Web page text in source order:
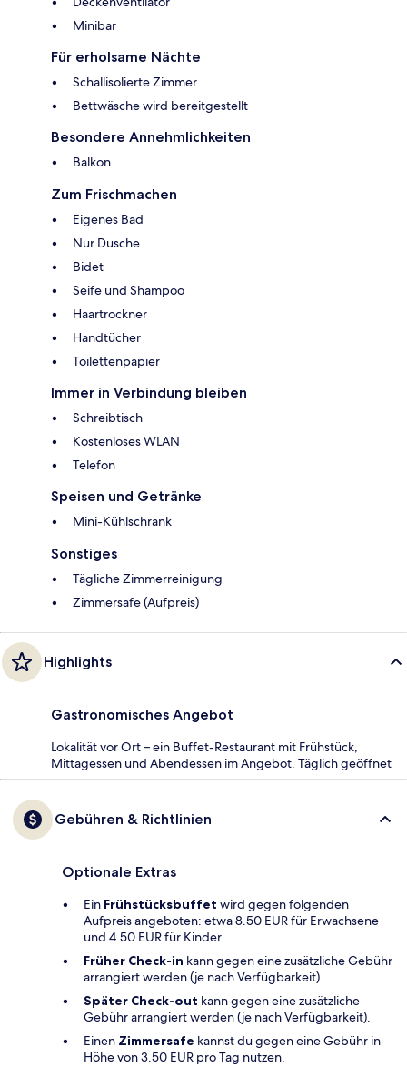
Minibar
Für erholsame Nächte
Schallisolierte Zimmer
Bettwäsche wird bereitgestellt
Besondere Annehmlichkeiten
Balkon
Zum Frischmachen
Eigenes Bad
Nur Dusche
Bidet
Seife und Shampoo
Haartrockner
Handtücher
Toilettenpapier
Immer in Verbindung bleiben
Schreibtisch
Kostenloses WLAN
Telefon
Speisen und Getränke
Mini-Kühlschrank
Sonstiges
Tägliche Zimmerreinigung
Zimmersafe (Aufpreis)
Highlights
Gastronomisches Angebot
Lokalität vor Ort – ein Buffet-Restaurant mit Frühstück,
Mittagessen und Abendessen im Angebot. Täglich geöffnet
Gebühren & Richtlinien
Optionale Extras
Ein Frühstücksbuffet wird gegen folgenden
Aufpreis angeboten: etwa 8.50 EUR für Erwachsene
und 4.50 EUR für Kinder
Früher Check-in kann gegen eine zusätzliche Gebühr
arrangiert werden (je nach Verfügbarkeit).
Später Check-out kann gegen eine zusätzliche
Gebühr arrangiert werden (je nach Verfügbarkeit).
Einen Zimmersafe kannst du gegen eine Gebühr in
Höhe von 3.50 EUR pro Tag nutzen.